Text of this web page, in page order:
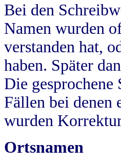
Bei den
Namen wurden
verstanden hat,
haben. Später
Die
Fällen bei denen
wurden
Ortsnamen